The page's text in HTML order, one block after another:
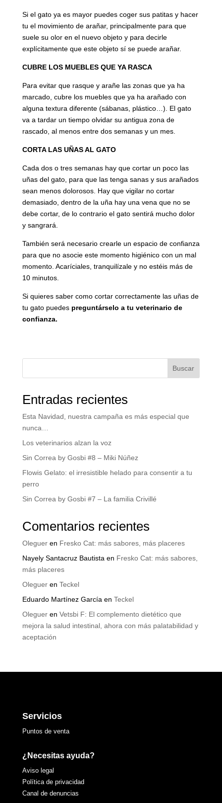
Si el gato ya es mayor puedes coger sus patitas y hacer
tu el movimiento de arañar, principalmente para que
suele su olor en el nuevo objeto y para decirle
explícitamente que este objeto sí se puede arañar.
CUBRE LOS MUEBLES QUE YA RASCA
Para evitar que rasque y arañe las zonas que ya ha
marcado, cubre los muebles que ya ha arañado con
alguna textura diferente (sábanas, plástico…). El gato
va a tardar un tiempo olvidar su antigua zona de
rascado, al menos entre dos semanas y un mes.
CORTA LAS UÑAS AL GATO
Cada dos o tres semanas hay que cortar un poco las
uñas del gato, para que las tenga sanas y sus arañados
sean menos dolorosos. Hay que vigilar no cortar
demasiado, dentro de la uña hay una vena que no se
debe cortar, de lo contrario el gato sentirá mucho dolor
y sangrará.
También será necesario crearle un espacio de confianza
para que no asocie este momento higiénico con un mal
momento. Acaríciales, tranquilízale y no estéis más de
10 minutos.
Si quieres saber como cortar correctamente las uñas de
tu gato puedes preguntárselo a tu veterinario de
confianza.
Buscar
Entradas recientes
Esta Navidad, nuestra campaña es más especial que
nunca…
Los veterinarios alzan la voz
Sin Correa by Gosbi #8 – Miki Núñez
Flowis Gelato: el irresistible helado para consentir a tu
perro
Sin Correa by Gosbi #7 – La familia Crivillé
Comentarios recientes
Olegueren Fresko Cat: más sabores, más placeres
Nayely Santacruz Bautista en Fresko Cat: más sabores,
más placeres
Olegueren Teckel
Eduardo Martínez García en Teckel
Olegueren Vetsbi F: El complemento dietético que
mejora la salud intestinal, ahora con más palatabilidad y
aceptación
Servicios
Puntos de venta
¿Necesitas ayuda?
Aviso legal
Política de privacidad
Canal de denuncias